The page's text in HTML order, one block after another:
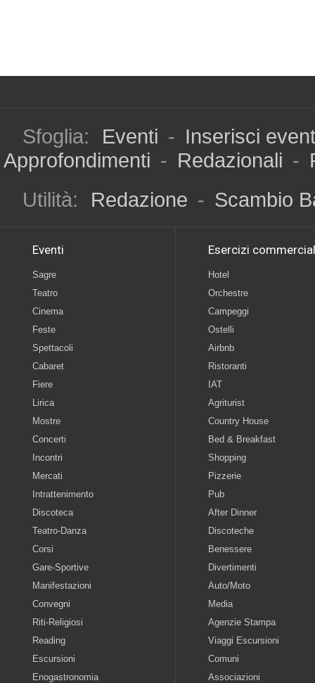
Sfoglia: Eventi - Inserisci
Approfondimenti - Redazionali -
Utilità:
Redazione - Scambio
Eventi
Sagre
Teatro
Cinema
Feste
Spettacoli
Cabaret
Fiere
Lirica
Mostre
Concerti
Incontri
Mercati
Intrattenimento
Discoteca
Teatro-Danza
Corsi
Gare-Sportive
Manifestazioni
Convegni
Riti-Religiosi
Reading
Escursioni
Enogastronomia
Esercizi
Hotel
Orchestre
Campeggi
Ostelli
Airbnb
Ristoranti
IAT
Agriturist
Country House
Bed & Breakfast
Shopping
Pizzerie
Pub
After Dinner
Discoteche
Benessere
Divertimenti
Auto/Moto
Media
Agenzie Stampa
Viaggi Escursioni
Comuni
Associazioni